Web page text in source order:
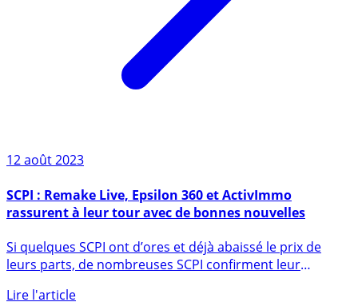
SCPI : Remake Live, Epsilon 360 et ActivImmo
Si quelques SCPI ont d’ores et déjà abaissé le prix de
leurs parts, de nombreuses SCPI confirment leur